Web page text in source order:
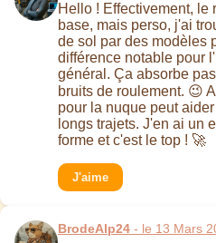
Hello ! Effectivement, le
base, mais perso, j'ai
de sol par des modèles
différence notable pour
général. Ça absorbe
bruits de roulement. 😉
pour la nuque peut
longs trajets. J'en ai un
forme et c'est le top ! 🚀
J'aime
BrodeAlp24 - le 13 Mars